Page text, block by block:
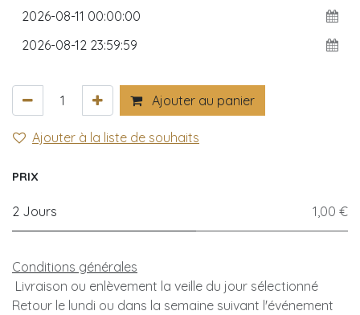
Ajouter au panier
Ajouter à la liste de souhaits
PRIX
2 Jours 1,00 €
Conditions générales
Livraison ou enlèvement la veille du jour sélectionné
Retour le lundi ou dans la semaine suivant l'événement